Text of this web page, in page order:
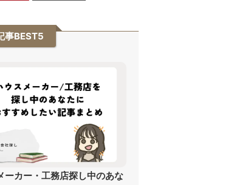
事BEST5
ーカー・工務店探し中のあな